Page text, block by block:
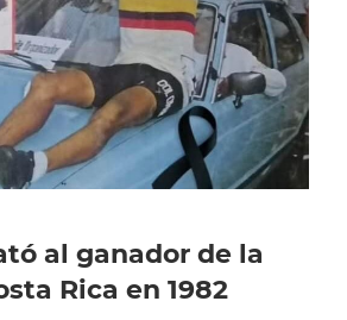
al ganador de la
Rica en 1982